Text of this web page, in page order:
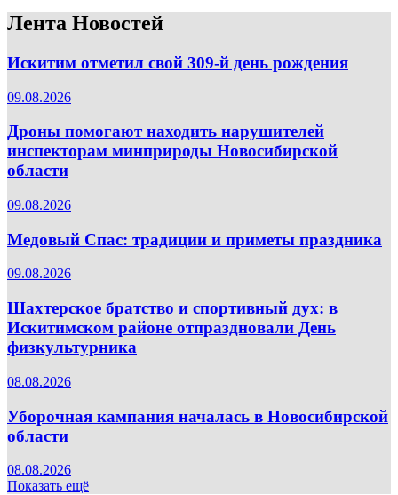
Лента Новостей
Искитим отметил свой 309-й день рождения
09.08.2026
Дроны помогают находить нарушителей
инспекторам минприроды Новосибирской
области
09.08.2026
Медовый Спас: традиции и приметы праздника
09.08.2026
Шахтерское братство и спортивный дух: в
Искитимском районе отпраздновали День
физкультурника
08.08.2026
Уборочная кампания началась в Новосибирской
области
08.08.2026
Показать ещё